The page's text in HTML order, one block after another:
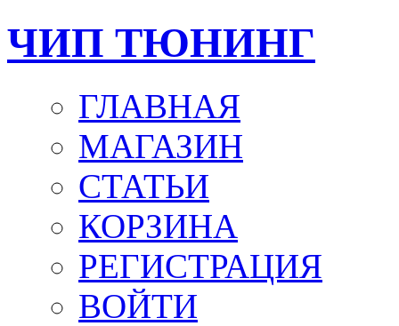
ЧИП ТЮНИНГ
ГЛАВНАЯ
МАГАЗИН
СТАТЬИ
КОРЗИНА
РЕГИСТРАЦИЯ
ВОЙТИ